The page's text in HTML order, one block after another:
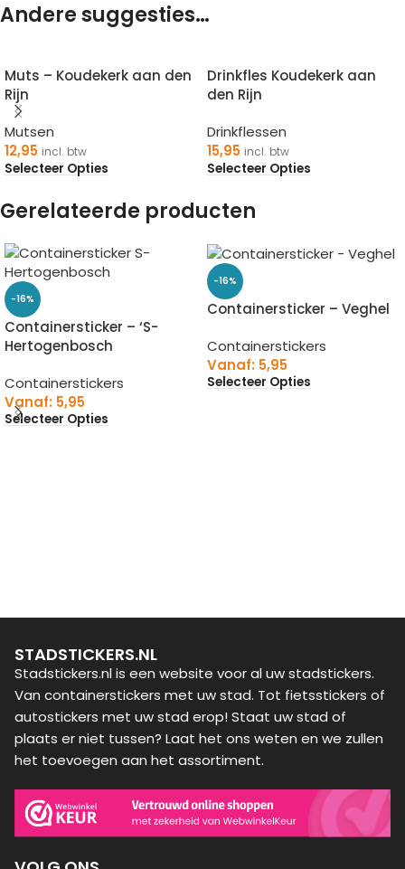
Andere suggesties…
Muts – Koudekerk aan den
Rijn
Mutsen
12,95 incl. btw
Selecteer Opties
Drinkfles Koudekerk aan
den Rijn
Drinkflessen
15,95 incl. btw
Selecteer Opties
Gerelateerde producten
-16%
Containersticker – ‘S-
Hertogenbosch
Containerstickers
Vanaf: 5,95
Selecteer Opties
-16%
Containersticker – Veghel
Containerstickers
Vanaf: 5,95
Selecteer Opties
STADSTICKERS.NL
Stadstickers.nl is een website voor al uw stadstickers.
Van containerstickers met uw stad. Tot fietsstickers of
autostickers met uw stad erop! Staat uw stad of
plaats er niet tussen? Laat het ons weten en we zullen
het toevoegen aan het assortiment.